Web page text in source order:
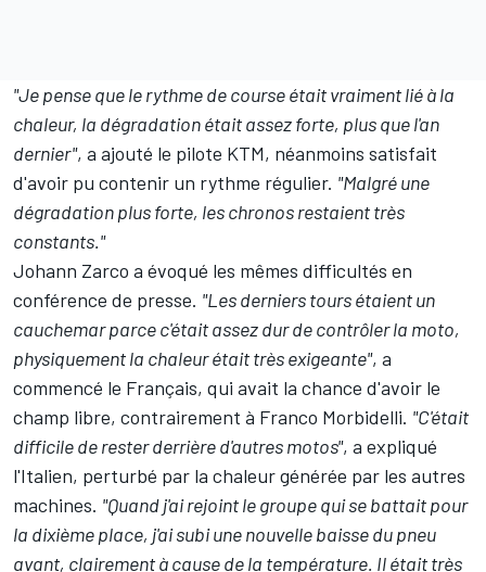
"Je pense que le rythme de course était vraiment lié à la
chaleur, la dégradation était assez forte, plus que l'an
dernier", a ajouté le pilote KTM, néanmoins satisfait
d'avoir pu contenir un rythme régulier. "Malgré une
dégradation plus forte, les chronos restaient très
constants."
Johann Zarco a évoqué les mêmes difficultés en
conférence de presse. "Les derniers tours étaient un
cauchemar parce c'était assez dur de contrôler la moto,
physiquement la chaleur était très exigeante", a
commencé le Français, qui avait la chance d'avoir le
champ libre, contrairement à Franco Morbidelli. "C'était
difficile de rester derrière d'autres motos", a expliqué
l'Italien, perturbé par la chaleur générée par les autres
machines. "Quand j'ai rejoint le groupe qui se battait pour
la dixième place, j'ai subi une nouvelle baisse du pneu
avant, clairement à cause de la température. Il était très